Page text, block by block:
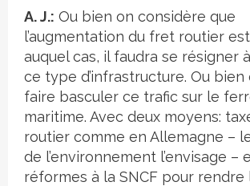
A. J.: Ou bien on considère que
l’augmentation du fret routier
auquel cas, il faudra se résigner
ce type d’infrastructure. Ou bien
faire basculer ce trafic sur le
maritime. Avec deux moyens:
routier comme en Allemagne –
de l’environnement l’envisage –
réformes à la SNCF pour